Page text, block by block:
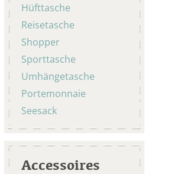
Hüfttasche
Reisetasche
Shopper
Sporttasche
Umhängetasche
Portemonnaie
Seesack
Accessoires